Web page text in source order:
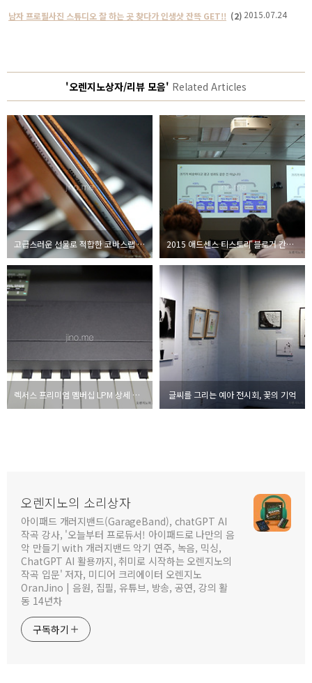
남자 프로필사진 스튜디오 잘 하는 곳 찾다가 인생샷 잔뜩 GET!! (2) 2015.07.24
'오렌지노상자/리뷰 모음' Related Articles
고급스러운 선물로 적합한 코바스랩 카드지갑 2015 애드센스 티스토리 블로거 간담회에서 공개된 광고 팁과 포스팅 노하우
렉서스 프리미엄 멤버십 LPM 상세 개봉기 글씨를 그리는 예아 전시회, 꽃의 기억
오렌지노의 소리상자
아이패드 개러지밴드(GarageBand), chatGPT AI
작곡 강사, '오늘부터 프로듀서! 아이패드로 나만의 음
악 만들기 with 개러지밴드 악기 연주, 녹음, 믹싱,
ChatGPT AI 활용까지, 취미로 시작하는 오렌지노의
작곡 입문' 저자, 미디어 크리에이터 오렌지노
OranJino | 음원, 집필, 유튜브, 방송, 공연, 강의 활
동 14년차
구독하기